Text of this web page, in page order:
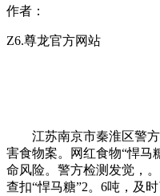
作者：
Z6.尊龙官方网站
江苏南京市秦淮区警方
害食物案。网红食物“悍马
命风险。警方检测发觉，
查扣“悍马糖”2。6吨，及